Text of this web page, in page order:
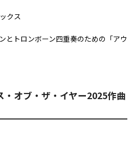
クス
とトロンボーン四重奏のための「アウ
・オブ・ザ・イヤー2025作曲